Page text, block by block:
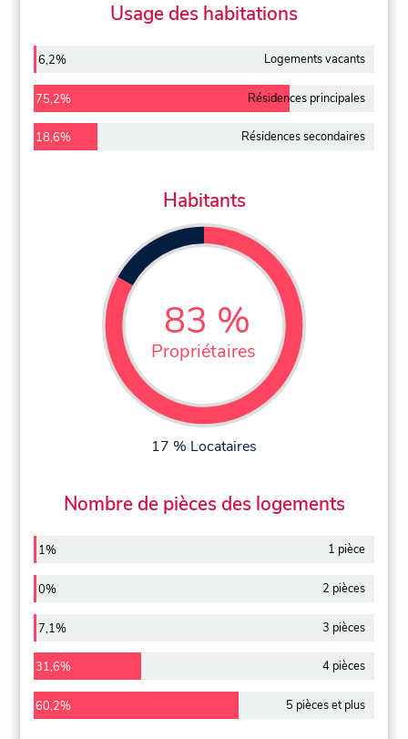
Usage des habitations
6,2% Logements vacants
75,2% Résidences principales
18,6% Résidences secondaires
Habitants
83 %
Propriétaires
17 % Locataires
Nombre de pièces des logements
1% 1 pièce
0% 2 pièces
7,1% 3 pièces
31,6% 4 pièces
60,2% 5 pièces et plus